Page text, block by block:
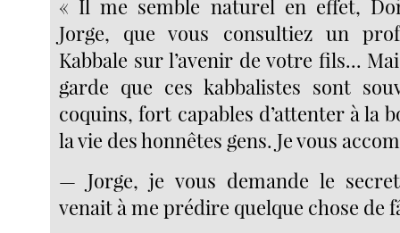
« Il me semble naturel en effet,
Jorge, que vous consultiez un
Kabbale sur l’avenir de votre fils...
garde que ces kabbalistes sont
coquins, fort capables d’attenter à la
la vie des honnêtes gens. Je vous
— Jorge, je vous demande le
venait à me prédire quelque chose de